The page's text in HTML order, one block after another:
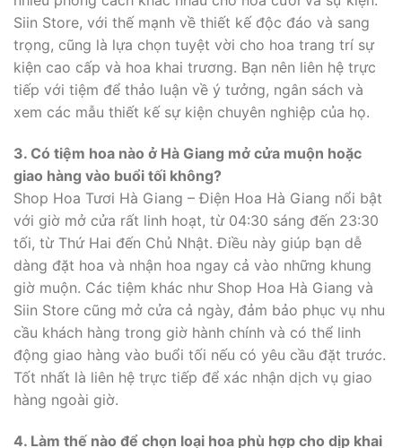
Siin Store, với thế mạnh về thiết kế độc đáo và sang
trọng, cũng là lựa chọn tuyệt vời cho hoa trang trí sự
kiện cao cấp và hoa khai trương. Bạn nên liên hệ trực
tiếp với tiệm để thảo luận về ý tưởng, ngân sách và
xem các mẫu thiết kế sự kiện chuyên nghiệp của họ.
3. Có tiệm hoa nào ở Hà Giang mở cửa muộn hoặc
giao hàng vào buổi tối không?
Shop Hoa Tươi Hà Giang – Điện Hoa Hà Giang nổi bật
với giờ mở cửa rất linh hoạt, từ 04:30 sáng đến 23:30
tối, từ Thứ Hai đến Chủ Nhật. Điều này giúp bạn dễ
dàng đặt hoa và nhận hoa ngay cả vào những khung
giờ muộn. Các tiệm khác như Shop Hoa Hà Giang và
Siin Store cũng mở cửa cả ngày, đảm bảo phục vụ nhu
cầu khách hàng trong giờ hành chính và có thể linh
động giao hàng vào buổi tối nếu có yêu cầu đặt trước.
Tốt nhất là liên hệ trực tiếp để xác nhận dịch vụ giao
hàng ngoài giờ.
4. Làm thế nào để chọn loại hoa phù hợp cho dịp khai